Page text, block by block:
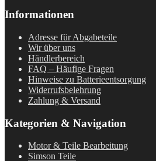
Informationen
Adresse für Abgabeteile
Wir über uns
Händlerbereich
FAQ – Häufige Fragen
Hinweise zu Batterieentsorgung
Widerrufsbelehrung
Zahlung & Versand
Kategorien & Navigation
Motor & Teile Bearbeitung
Simson Teile